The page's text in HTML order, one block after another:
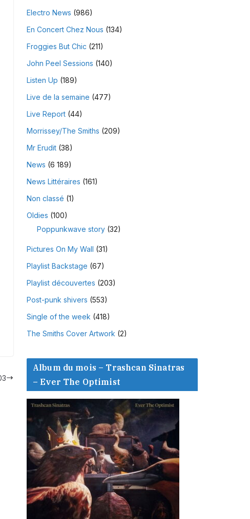
Electro News (986)
En Concert Chez Nous (134)
Froggies But Chic (211)
John Peel Sessions (140)
Listen Up (189)
Live de la semaine (477)
Live Report(44)
Morrissey/The Smiths (209)
Mr Erudit(38)
News (6 189)
News Littéraires (161)
Non classé (1)
Oldies (100)
Poppunkwave story(32)
Pictures On My Wall (31)
Playlist Backstage (67)
Playlist découvertes (203)
Post-punk shivers (553)
Single of the week (418)
The Smiths Cover Artwork (2)
Album du mois – Trashcan Sinatras
– Ever The Optimist